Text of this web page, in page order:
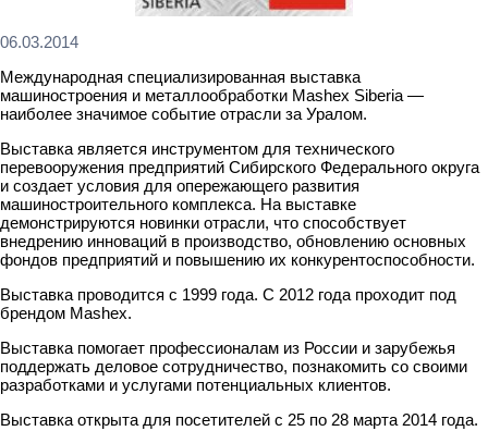
06.03.2014
Международная специализированная выставка
машиностроения и металлообработки Mashex Siberia —
наиболее значимое событие отрасли за Уралом.
Выставка является инструментом для технического
перевооружения предприятий Сибирского Федерального округа
и создает условия для опережающего развития
машиностроительного комплекса. На выставке
демонстрируются новинки отрасли, что способствует
внедрению инноваций в производство, обновлению основных
фондов предприятий и повышению их конкурентоспособности.
Выставка проводится с 1999 года. С 2012 года проходит под
брендом Mashex.
Выставка помогает профессионалам из России и зарубежья
поддержать деловое сотрудничество, познакомить со своими
разработками и услугами потенциальных клиентов.
Выставка открыта для посетителей с 25 по 28 марта 2014 года.